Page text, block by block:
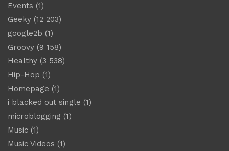
Events (1)
Geeky (12 203)
google2b (1)
Groovy (9 158)
Healthy (3 538)
Hip-Hop (1)
Homepage (1)
i blacked out single (1)
microblogging (1)
Music (1)
Music Videos (1)